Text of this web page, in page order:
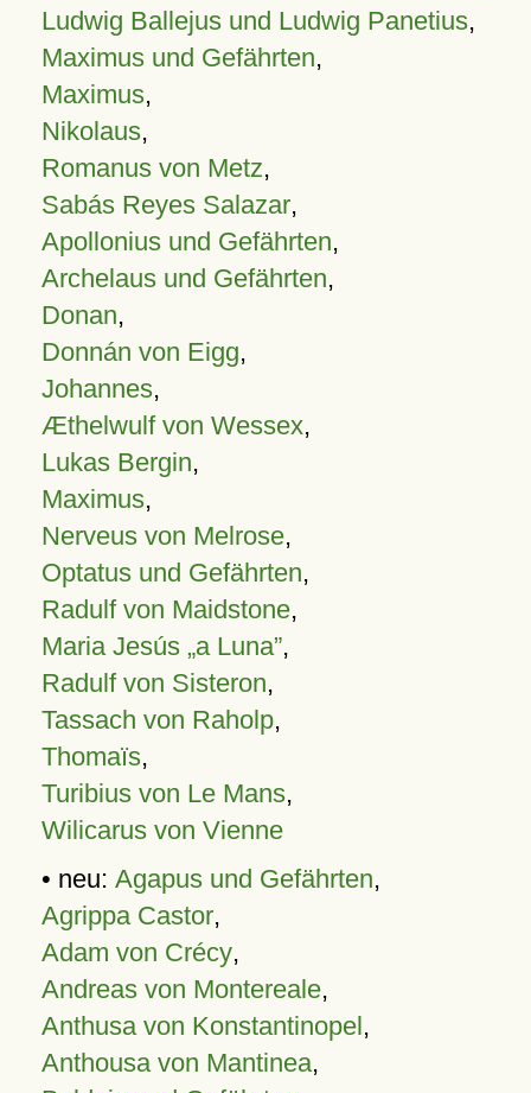
Ludwig Ballejus und Ludwig Panetius,
Maximus und Gefährten,
Maximus,
Nikolaus,
Romanus von Metz,
Sabás Reyes Salazar,
Apollonius und Gefährten,
Archelaus und Gefährten,
Donan,
Donnán von Eigg,
Johannes,
Æthelwulf von Wessex,
Lukas Bergin,
Maximus,
Nerveus von Melrose,
Optatus und Gefährten,
Radulf von Maidstone,
Maria Jesús „a Luna”,
Radulf von Sisteron,
Tassach von Raholp,
Thomaïs,
Turibius von Le Mans,
Wilicarus von Vienne
• neu: Agapus und Gefährten,
Agrippa Castor,
Adam von Crécy,
Andreas von Montereale,
Anthusa von Konstantinopel,
Anthousa von Mantinea,